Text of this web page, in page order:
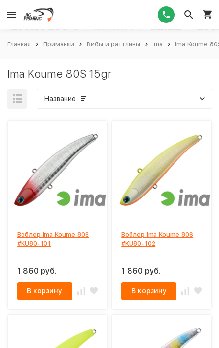
Главная Приманки Вибы и раттлины Ima Ima Koume
Ima Koume 80S 15gr
Название
Воблер Ima Koume 80S
#KU80-101
1 860 руб.
В корзину
Воблер Ima Koume 80S
#KU80-102
1 860 руб.
В корзину